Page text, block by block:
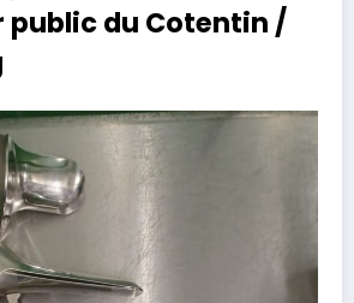
du Cotentin /